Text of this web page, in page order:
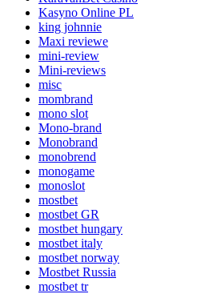
Kasyno Online PL
king johnnie
Maxi reviewe
mini-review
Mini-reviews
misc
mombrand
mono slot
Mono-brand
Monobrand
monobrend
monogame
monoslot
mostbet
mostbet GR
mostbet hungary
mostbet italy
mostbet norway
Mostbet Russia
mostbet tr